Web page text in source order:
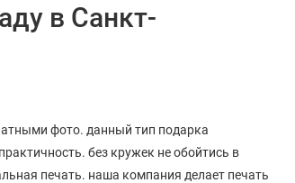
в Санкт-
фото. данный тип подарка
без кружек не обойтись в
печать. наша компания делает печать